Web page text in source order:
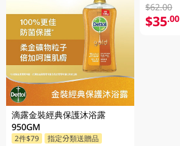
滴露金裝經典保護沐浴露
950GM
2件$79 指定分類送贈品
$62.00
$35.00